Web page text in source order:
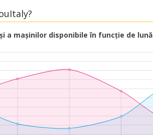
a mașinilor disponibile în funcție de lună